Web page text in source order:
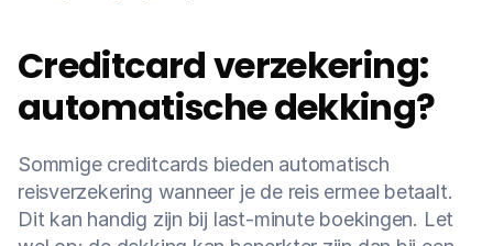
Creditcard verzekering:
automatische dekking?
Sommige creditcards bieden automatisch
reisverzekering wanneer je de reis ermee betaalt.
Dit kan handig zijn bij last-minute boekingen. Let